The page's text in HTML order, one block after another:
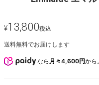
¥13,800税込
送料無料でお届けします
なら 月々4,600円から